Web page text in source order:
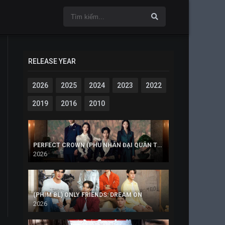
RELEASE YEAR
2026 2025 2024 2023 2022
2019 2016 2010
PERFECT CROWN (PHU NHÂN ĐẠI QUÂN THẾ KỶ 21)
2026
(PHIM BL) ONLY FRIENDS: DREAM ON
2026